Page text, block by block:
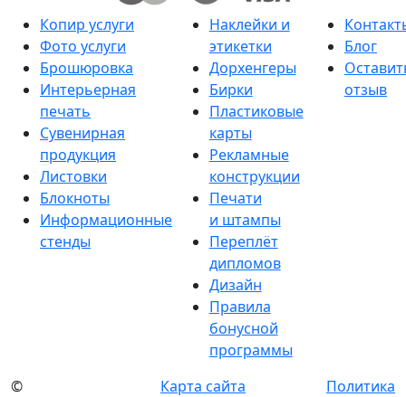
Копир услуги
Фото услуги
Брошюровка
Интерьерная
печать
Сувенирная
продукция
Листовки
Блокноты
Информационные
стенды
Наклейки и
этикетки
Дорхенгеры
Бирки
Пластиковые
карты
Рекламные
конструкции
Печати
и штампы
Переплёт
дипломов
Дизайн
Правила
бонусной
программы
Блог
отзыв
©
Карта сайта
Политика